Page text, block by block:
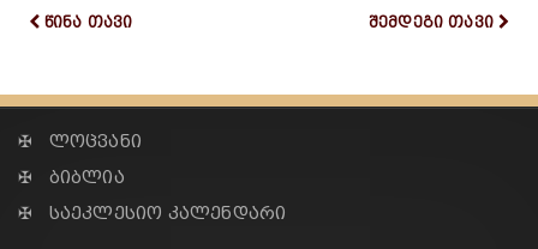
წინა თავი შემდეგი თავი
✠ ლოცვანი
✠ ბიბლია
✠ საეკლესიო კალენდარი